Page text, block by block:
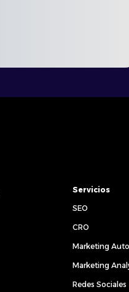
Servicios
SEO
CRO
Marketing
Marketing
Redes Sociales